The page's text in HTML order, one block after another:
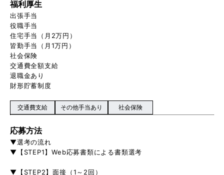
福利厚生
出張手当
役職手当
住宅手当（月2万円）
皆勤手当（月1万円）
社会保険
交通費全額支給
退職金あり
財形貯蓄制度
交通費支給 その他手当あり 社会保険
応募方法
▼選考の流れ
▼【STEP1】Web応募書類による書類選考
▼【STEP2】面接（1～2回）